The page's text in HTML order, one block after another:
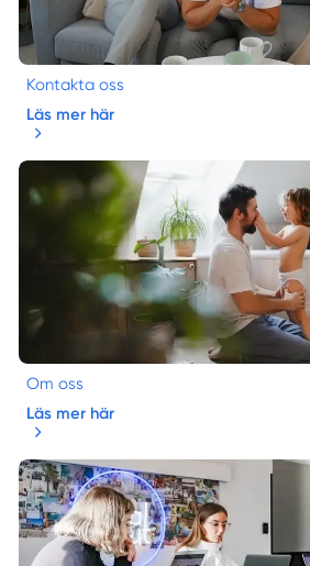
Kontakta oss
Läs mer här
Om oss
Läs mer här